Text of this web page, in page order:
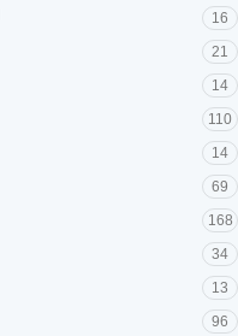
16
21
14
110
14
69
168
34
13
96